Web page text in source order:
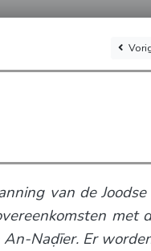
van de
met
Naḍīer. Er